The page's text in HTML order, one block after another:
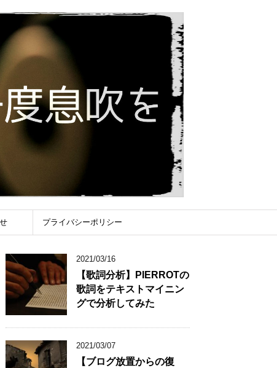
プライバシーポリシー
2021/03/16
【歌詞分析】PIERROTの
歌詞をテキストマイニン
グで分析してみた
2021/03/07
【ブログ放置からの復